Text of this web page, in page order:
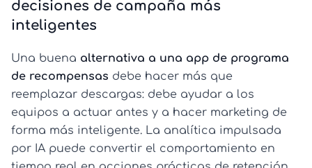
decisiones de campaña más
inteligentes
Una buena alternativa a una app de programa
de recompensas debe hacer más que
reemplazar descargas: debe ayudar a los
equipos a actuar antes y a hacer marketing de
forma más inteligente. La analítica impulsada
por IA puede convertir el comportamiento en